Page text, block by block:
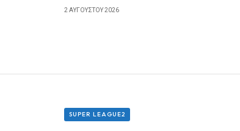
2 ΑΥΓΟΎΣΤΟΥ 2026
SUPER LEAGUE2